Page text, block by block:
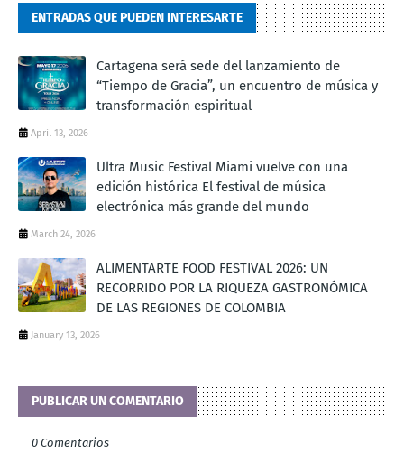
ENTRADAS QUE PUEDEN INTERESARTE
Cartagena será sede del lanzamiento de
“Tiempo de Gracia”, un encuentro de música y
transformación espiritual
April 13, 2026
Ultra Music Festival Miami vuelve con una
edición histórica El festival de música
electrónica más grande del mundo
March 24, 2026
ALIMENTARTE FOOD FESTIVAL 2026: UN
RECORRIDO POR LA RIQUEZA GASTRONÓMICA
DE LAS REGIONES DE COLOMBIA
January 13, 2026
PUBLICAR UN COMENTARIO
0 Comentarios